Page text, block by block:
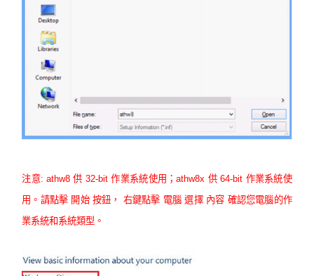
注意: athw8 供 32-bit 作業系統使用；athw8x 供 64-bit 作業系統使
用。請點擊 開始 按鈕， 右鍵點擊 電腦 選擇 內容 確認您電腦的作
業系統和系統類型。